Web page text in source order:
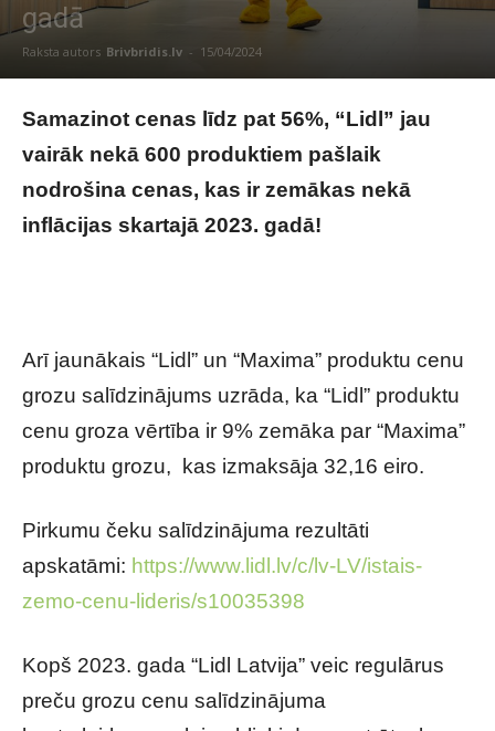
gadā
Raksta autors Brivbridis.lv - 15/04/2024
Samazinot cenas līdz pat 56%, “Lidl” jau
vairāk nekā 600 produktiem pašlaik
nodrošina cenas, kas ir zemākas nekā
inflācijas skartajā 2023. gadā!
Arī jaunākais “Lidl” un “Maxima” produktu cenu
grozu salīdzinājums uzrāda, ka “Lidl” produktu
cenu groza vērtība ir 9% zemāka par “Maxima”
produktu grozu, kas izmaksāja 32,16 eiro.
Pirkumu čeku salīdzinājuma rezultāti
apskatāmi: https://www.lidl.lv/c/lv-LV/istais-
zemo-cenu-lideris/s10035398
Kopš 2023. gada “Lidl Latvija” veic regulārus
preču grozu cenu salīdzinājuma